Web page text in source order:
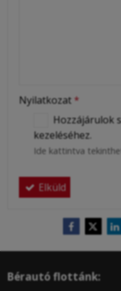
Nyilatkozat *
Hozzájárulok
kezeléséhez.
Ide kattintva
Elküld
Bérautó flottánk: